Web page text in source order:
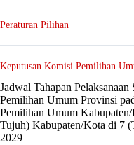
Peraturan Pilihan
Keputusan Komisi Pemilihan
Jadwal Tahapan
Pemilihan Umum Provinsi
Pemilihan Umum
Tujuh) Kabupaten/Kota di 7
2029